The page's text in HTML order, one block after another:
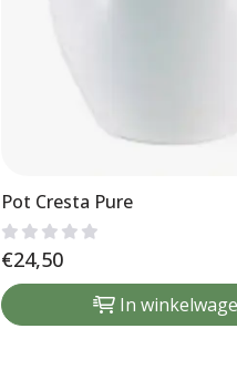
Pot Cresta Pure
€24,50
In